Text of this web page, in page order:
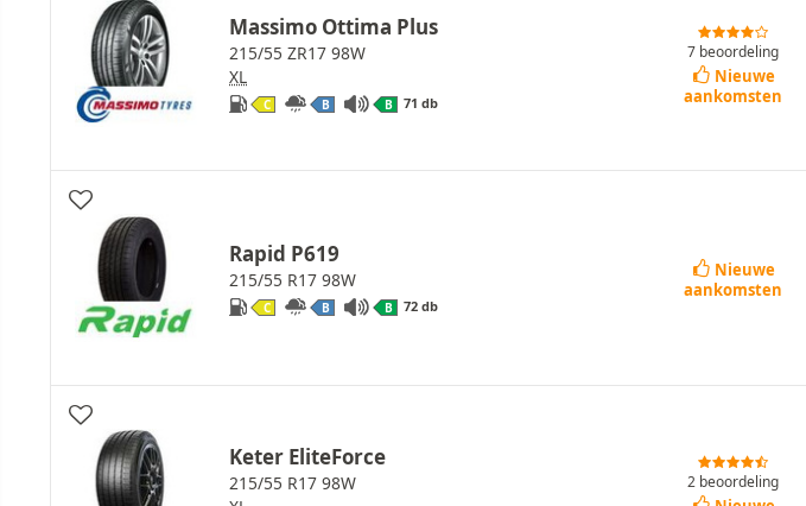
Massimo Ottima Plus
215/55 ZR17 98W
XL
C B B 71 db
7 beoordeling
Nieuwe
aankomsten
Rapid P619
215/55 R17 98W
C B B 72 db
Nieuwe
aankomsten
Keter EliteForce
215/55 R17 98W
2 beoordeling